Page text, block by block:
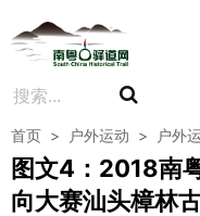
首页 > 户外运动 > 户外
图文4：2018南
向大赛汕头樟林